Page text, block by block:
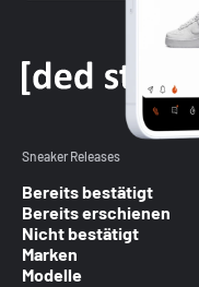
Sneaker Releases
Bereits bestätigt
Bereits erschienen
Nicht bestätigt
Marken
Modelle